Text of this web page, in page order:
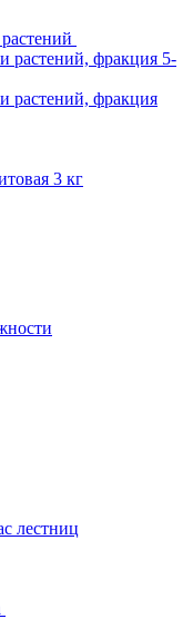
растений, фракция 5-
растений, фракция
3 кг
лестниц